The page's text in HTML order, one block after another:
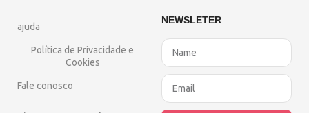
ajuda
Política de Privacidade e
Cookies
Fale conosco
NEWSLETER